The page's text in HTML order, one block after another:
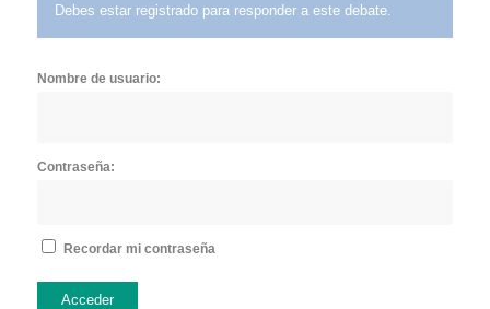
Debes estar registrado para responder a este debate.
Nombre de usuario:
Contraseña:
Recordar mi contraseña
Acceder